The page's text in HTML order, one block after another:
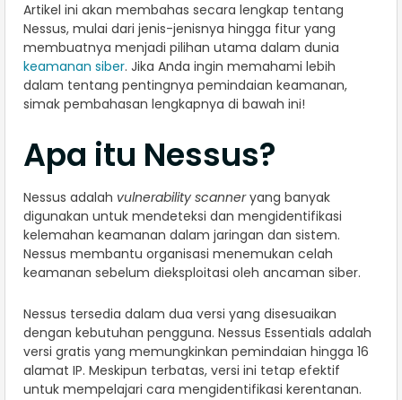
Artikel ini akan membahas secara lengkap tentang
Nessus, mulai dari jenis-jenisnya hingga fitur yang
membuatnya menjadi pilihan utama dalam dunia
keamanan siber. Jika Anda ingin memahami lebih
dalam tentang pentingnya pemindaian keamanan,
simak pembahasan lengkapnya di bawah ini!
Apa itu Nessus?
Nessus adalah vulnerability scanneryang banyak
digunakan untuk mendeteksi dan mengidentifikasi
kelemahan keamanan dalam jaringan dan sistem.
Nessus membantu organisasi menemukan celah
keamanan sebelum dieksploitasi oleh ancaman siber.
Nessus tersedia dalam dua versi yang disesuaikan
dengan kebutuhan pengguna. Nessus Essentials adalah
versi gratis yang memungkinkan pemindaian hingga 16
alamat IP. Meskipun terbatas, versi ini tetap efektif
untuk mempelajari cara mengidentifikasi kerentanan.